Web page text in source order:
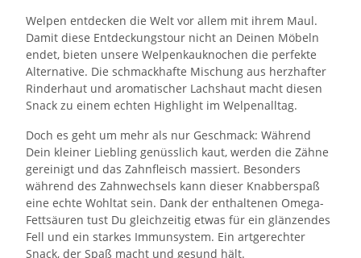
Welpen entdecken die Welt vor allem mit ihrem Maul.
Damit diese Entdeckungstour nicht an Deinen Möbeln
endet, bieten unsere Welpenkauknochen die perfekte
Alternative. Die schmackhafte Mischung aus herzhafter
Rinderhaut und aromatischer Lachshaut macht diesen
Snack zu einem echten Highlight im Welpenalltag.
Doch es geht um mehr als nur Geschmack: Während
Dein kleiner Liebling genüsslich kaut, werden die Zähne
gereinigt und das Zahnfleisch massiert. Besonders
während des Zahnwechsels kann dieser Knabberspaß
eine echte Wohltat sein. Dank der enthaltenen Omega-
Fettsäuren tust Du gleichzeitig etwas für ein glänzendes
Fell und ein starkes Immunsystem. Ein artgerechter
Snack, der Spaß macht und gesund hält.